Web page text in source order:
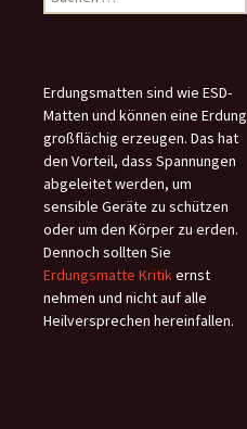
nach:
Erdungsmatten sind wie ESD-
Matten und können eine Erdung
großflächig erzeugen. Das hat
den Vorteil, dass Spannungen
abgeleitet werden, um
sensible Geräte zu schützen
oder um den Körper zu erden.
Dennoch sollten Sie
Erdungsmatte Kritikernst
nehmen und nicht auf alle
Heilversprechen hereinfallen.